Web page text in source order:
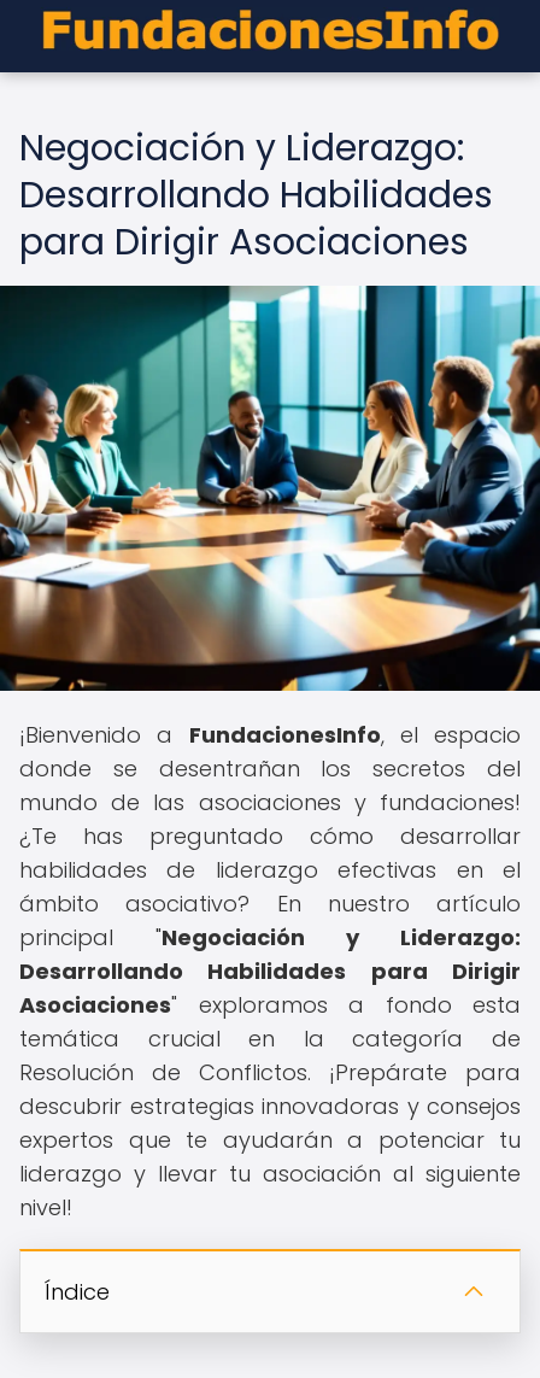
Negociación y Liderazgo:
Desarrollando Habilidades
para Dirigir Asociaciones
¡Bienvenido a FundacionesInfo, el espacio
donde se desentrañan los secretos del
mundo de las asociaciones y fundaciones!
¿Te has preguntado cómo desarrollar
habilidades de liderazgo efectivas en el
ámbito asociativo? En nuestro artículo
principal "Negociación y Liderazgo:
Desarrollando Habilidades para Dirigir
Asociaciones" exploramos a fondo esta
temática crucial en la categoría de
Resolución de Conflictos. ¡Prepárate para
descubrir estrategias innovadoras y consejos
expertos que te ayudarán a potenciar tu
liderazgo y llevar tu asociación al siguiente
nivel!
Índice